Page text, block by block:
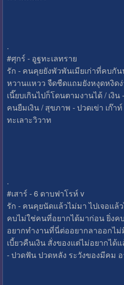
.
#ศุกร์ - อูฐทะเลทราย
รัก - คนคุยยังพัวพันเมียเก่าที่คบกั
หวานแหวว จืดชืดแถมยังหงุดหงิด
เนี๊ยบเกินไปก็โดนตามงานได้ / เงิ
คนยืมเงิน / สุขภาพ - ปวดเข่า เก๊า
ทะเลาะวิวาท
.
#เสาร์ - 6 ดาบฟาโรห์ v
รัก - คนคุยนัดแล้วไม่มา ไปเจอแล้
คบไม่ใช่คนที่อยากได้มาก่อน ยิ่งค
อยากทำงานที่นี่ต่ออยากลาออกไ
เบี้ยวคืนเงิน สั่งของแต่ไม่อยากได้
- ปวดฟัน ปวดหลัง ระวังของมีคม